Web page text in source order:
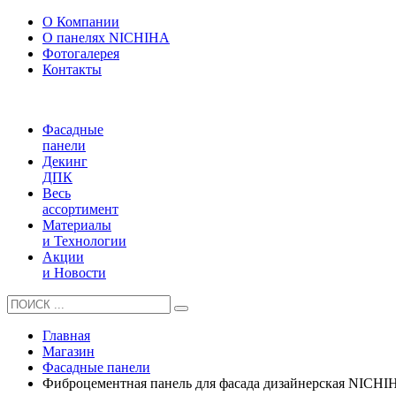
О Компании
О панелях NICHIHA
Фотогалерея
Контакты
Фасадные
панели
Декинг
ДПК
Весь
ассортимент
Материалы
и Технологии
Акции
и Новости
Главная
Магазин
Фасадные панели
Фиброцементная панель для фасада дизайнерская